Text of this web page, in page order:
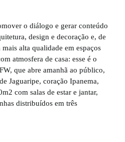
o diálogo e gerar conteúdo
design e decoração e, de
alta qualidade em espaços
atmosfera de casa: esse é o
que abre amanhã ao público,
Jaguaripe, coração Ipanema,
com salas de estar e jantar,
distribuídos em três